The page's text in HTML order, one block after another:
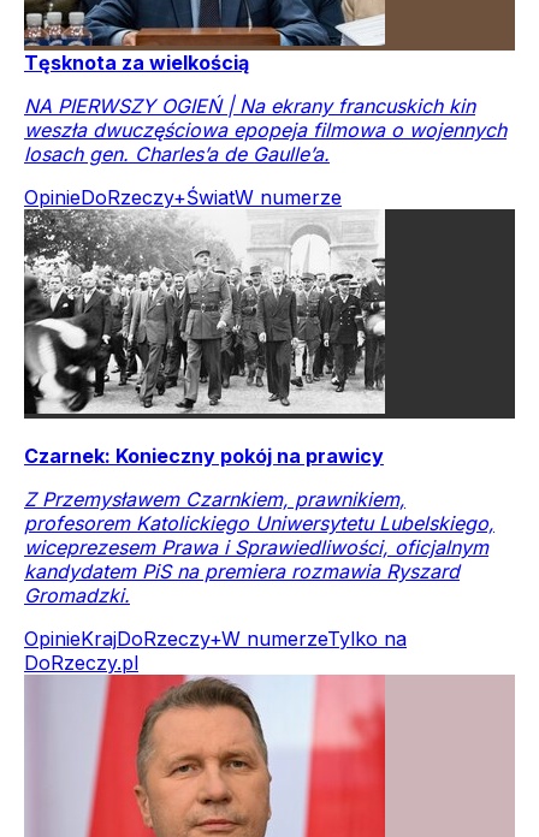
Tęsknota za wielkością
NA PIERWSZY OGIEŃ | Na ekrany francuskich kin
weszła dwuczęściowa epopeja filmowa o wojennych
losach gen. Charles’a de Gaulle’a.
OpinieDoRzeczy+ŚwiatW numerze
Czarnek: Konieczny pokój na prawicy
Z Przemysławem Czarnkiem, prawnikiem,
profesorem Katolickiego Uniwersytetu Lubelskiego,
wiceprezesem Prawa i Sprawiedliwości, oficjalnym
kandydatem PiS na premiera rozmawia Ryszard
Gromadzki.
OpinieKrajDoRzeczy+W numerzeTylko na
DoRzeczy.pl